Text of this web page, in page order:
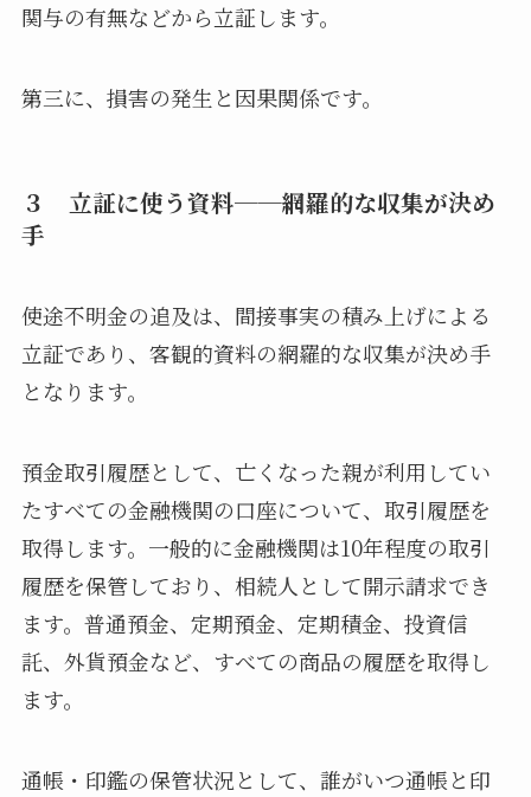
関与の有無などから立証します。
第三に、損害の発生と因果関係です。
３ 立証に使う資料──網羅的な収集が決め
手
使途不明金の追及は、間接事実の積み上げによる
立証であり、客観的資料の網羅的な収集が決め手
となります。
預金取引履歴として、亡くなった親が利用してい
たすべての金融機関の口座について、取引履歴を
取得します。一般的に金融機関は10年程度の取引
履歴を保管しており、相続人として開示請求でき
ます。普通預金、定期預金、定期積金、投資信
託、外貨預金など、すべての商品の履歴を取得し
ます。
通帳・印鑑の保管状況として、誰がいつ通帳と印